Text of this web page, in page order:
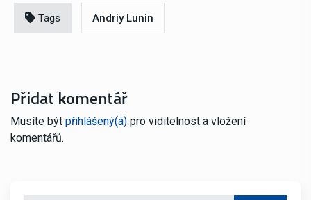
Tags Andriy Lunin
Přidat komentář
Musíte být přihlášený(á) pro viditelnost a vložení
komentářů.